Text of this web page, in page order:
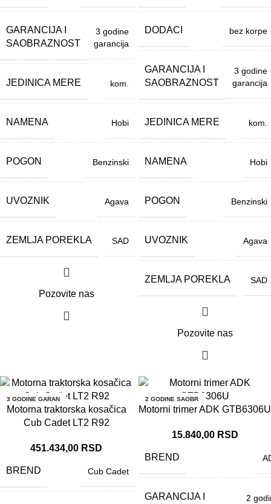
GARANCIJA I
SAOBRAZNOST
3 godine
garancija
JEDINICA MERE kom.
NAMENA Hobi
POGON Benzinski
UVOZNIK Agava
ZEMLJA POREKLA SAD
Pozovite nas
DODACI bez korpe
GARANCIJA I
SAOBRAZNOST
3 godine
garancija
JEDINICA MERE kom.
NAMENA Hobi
POGON Benzinski
UVOZNIK Agava
ZEMLJA POREKLA SAD
Pozovite nas
3 GODINE GARAN
CIJA
Motorna traktorska kosačica
Cub Cadet LT2 R92
451.434,00 RSD
BREND Cub Cadet
2 GODINE SAOBR
AZNOST
Motorni trimer ADK GTB6306U
15.840,00 RSD
BREND
GARANCIJA I
2